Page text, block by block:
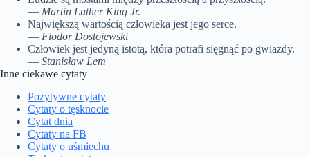
— Martin Luther King Jr.
Największą wartością człowieka jest jego serce.
— Fiodor Dostojewski
Człowiek jest jedyną istotą, która potrafi sięgnąć po gwiazdy.
— Stanisław Lem
Inne ciekawe cytaty
Pozytywne cytaty
Cytaty o tęsknocie
Cytat dnia
Cytaty na FB
Cytaty o uśmiechu